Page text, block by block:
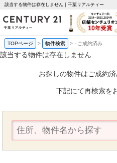
該当する物件は存在しません｜千葉リアルティー
TOPページ > 物件検索 >- ご成約済み
該当する物件は存在しません
お探しの物件はご成約済
下記にて再検索を